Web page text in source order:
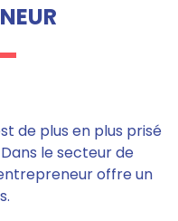
de plus en plus prisé
le secteur de
offre un